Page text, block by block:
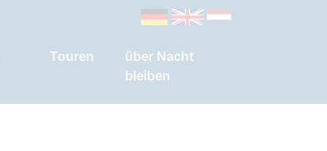
Touren
über Nacht
bleiben